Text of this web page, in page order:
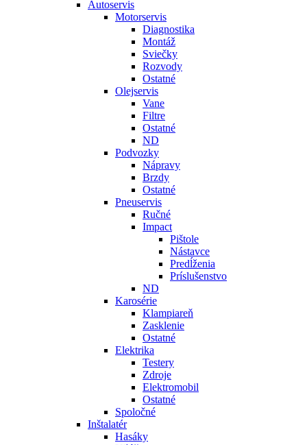
Autoservis
Motorservis
Diagnostika
Montáž
Sviečky
Rozvody
Ostatné
Olejservis
Vane
Filtre
Ostatné
ND
Podvozky
Nápravy
Brzdy
Ostatné
Pneuservis
Ručné
Impact
Pištole
Nástavce
Predĺženia
Príslušenstvo
ND
Karosérie
Klampiareň
Zasklenie
Ostatné
Elektrika
Testery
Zdroje
Elektromobil
Ostatné
Spoločné
Inštalatér
Hasáky